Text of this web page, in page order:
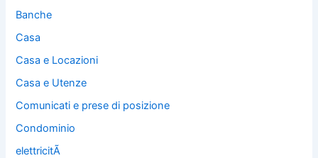
Banche
Casa
Casa e Locazioni
Casa e Utenze
Comunicati e prese di posizione
Condominio
elettricitÃ